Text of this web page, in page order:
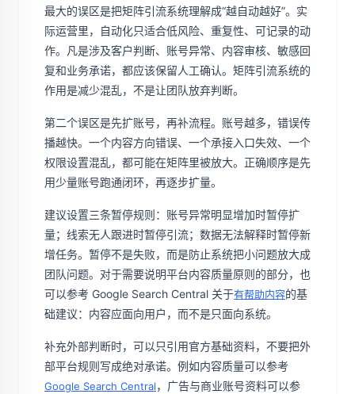
最大的误区是把矩阵引流系统理解成“越自动越好”。实
际运营里，自动化只适合低风险、重复性、可记录的动
作。凡是涉及客户判断、账号异常、内容审核、敏感回
复和业务承诺，都应该保留人工确认。矩阵引流系统的
作用是减少混乱，不是让团队放弃判断。
第二个误区是先扩账号，再补流程。账号越多，错误传
播越快。一个内容方向错误、一个承接入口失效、一个
权限设置混乱，都可能在矩阵里被放大。正确顺序是先
用少量账号跑通闭环，再逐步扩量。
建议设置三条暂停规则：账号异常明显增加时暂停扩
量；线索无人跟进时暂停引流；数据无法解释时暂停新
增任务。暂停不是失败，而是防止系统把小问题放大成
团队问题。对于需要说明平台内容质量原则的部分，也
可以参考 Google Search Central 关于有帮助内容的基
础建议：内容应面向用户，而不是只面向系统。
补充外部判断时，可以只引用官方基础资料，不要把外
部平台规则写成绝对承诺。例如内容质量可以参考
Google Search Central，广告与商业账号资料可以参